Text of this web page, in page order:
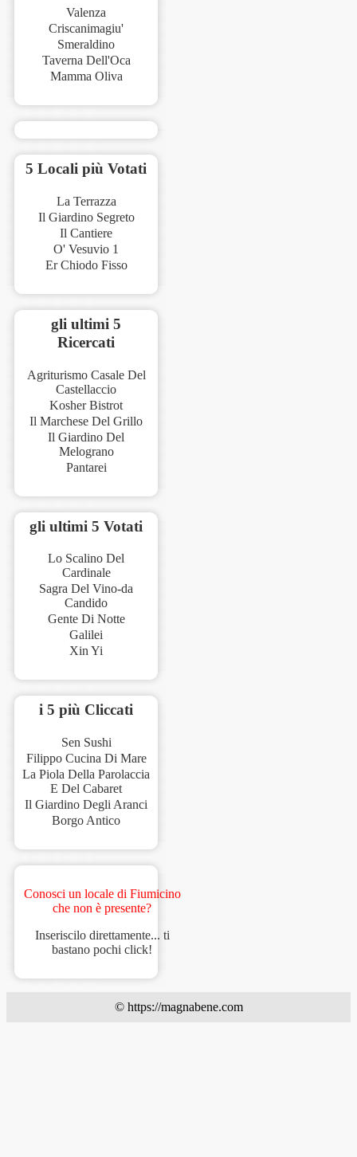
Valenza
Criscanimagiu'
Smeraldino
Taverna Dell'Oca
Mamma Oliva
5 Locali più Votati
La Terrazza
Il Giardino Segreto
Il Cantiere
O' Vesuvio 1
Er Chiodo Fisso
gli ultimi 5
Ricercati
Agriturismo Casale Del
Castellaccio
Kosher Bistrot
Il Marchese Del Grillo
Il Giardino Del
Melograno
Pantarei
gli ultimi 5 Votati
Lo Scalino Del
Cardinale
Sagra Del Vino-da
Candido
Gente Di Notte
Galilei
Xin Yi
i 5 più Cliccati
Sen Sushi
Filippo Cucina Di Mare
La Piola Della Parolaccia
E Del Cabaret
Il Giardino Degli Aranci
Borgo Antico
Conosci un locale di Fiumicino
che non è presente?
Inseriscilo direttamente... ti
bastano pochi click!
© https://magnabene.com